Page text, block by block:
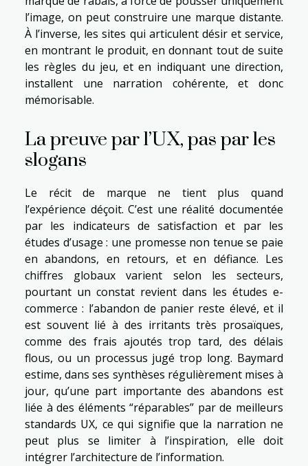
l’image, on peut construire une marque distante.
À l’inverse, les sites qui articulent désir et service,
en montrant le produit, en donnant tout de suite
les règles du jeu, et en indiquant une direction,
installent une narration cohérente, et donc
mémorisable.
La preuve par l’UX, pas par les
slogans
Le récit de marque ne tient plus quand
l’expérience déçoit. C’est une réalité documentée
par les indicateurs de satisfaction et par les
études d’usage : une promesse non tenue se paie
en abandons, en retours, et en défiance. Les
chiffres globaux varient selon les secteurs,
pourtant un constat revient dans les études e-
commerce : l’abandon de panier reste élevé, et il
est souvent lié à des irritants très prosaïques,
comme des frais ajoutés trop tard, des délais
flous, ou un processus jugé trop long. Baymard
estime, dans ses synthèses régulièrement mises à
jour, qu’une part importante des abandons est
liée à des éléments “réparables” par de meilleurs
standards UX, ce qui signifie que la narration ne
peut plus se limiter à l’inspiration, elle doit
intégrer l’architecture de l’information.